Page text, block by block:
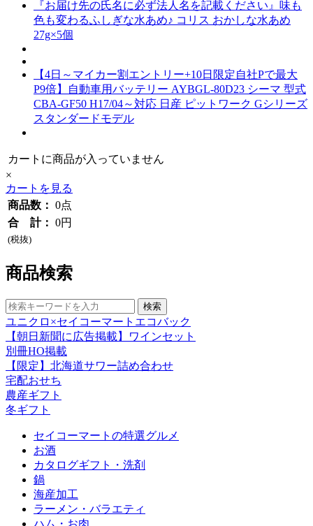
『お届け先の氏名に必ず法人名を記載ください』味も
色も変わるふしぎな水あめ♪ コリス おかしな水あめ
27g×5個
【4日～マイカー割エントリー+10日限定自社Pで最大
P9倍】自動車用バッテリー AYBGL-80D23 シーマ 型式
CBA-GF50 H17/04～対応 日産 ピットワーク Gシリーズ
スタンダードモデル
カートに商品が入っていません
×
カートを見る
商品数： 0点
合 計： 0円
(税抜)
商品検索
ユニクロ×セイコーマートエコバック
【朝日新聞に広告掲載】ワインセット
別冊HO掲載
【限定】北海道サワー詰め合わせ
宅配おせち
農産ギフト
冬ギフト
セイコーマートの特選グルメ
お酒
カタログギフト・洗剤
鍋
海産加工
ラーメン・バラエティ
ハム・お肉